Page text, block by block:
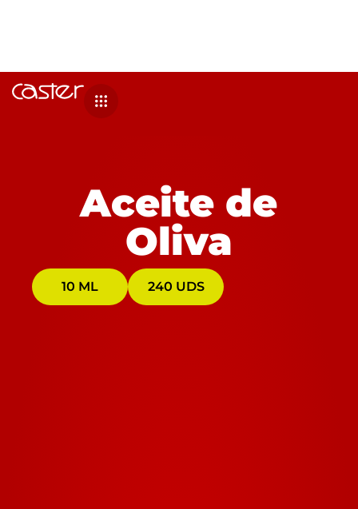
Aceite de
Oliva
10 ML 240 UDS